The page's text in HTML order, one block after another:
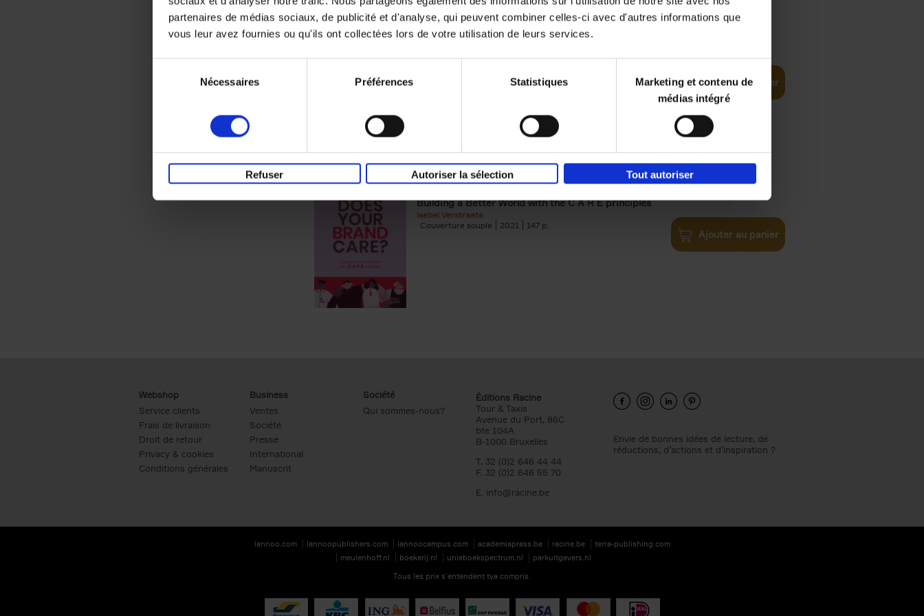
partenaires de médias sociaux, de publicité et d'analyse, qui peuvent combiner celles-ci avec d'autres informations que
vous leur avez fournies ou qu'ils ont collectées lors de votre utilisation de leurs services.
Nécessaires Préférences Statistiques
Marketing et contenu de
médias intégré
Refuser Autoriser la sélection Tout autoriser
Building Bonds = Building Business
Ajouter au panier
Does Your Brand Care?
Building a Better World with the C A R E principles
Isabel Verstraete
Couverture souple
2021 147
€34,99
Ajouter au panier
Webshop
Service clients
Frais de livraison
Droit de retour
Privacy & cookies
Conditions générales
Business
Ventes
Société
Presse
International
Manuscrit
Société
Qui sommes-nous?
Éditions Racine
Tour & Taxis
Avenue du Port, 86C
bte 104A
B-1000 Bruxelles
T. 32 (0)2 646 44 44
F. 32 (0)2 646 55 70
E. info@racine.be
Envie de bonnes idées de lecture, de
réductions, d’actions et d’inspiration ?
lannoo.com lannoopublishers.com lannoocampus.com academiapress.be racine.be
terra-publishing.com
meulenhoff.nl
boekerij.nl unieboekspectrum.nl
parkuitgevers.nl
Tous les prix s’entendent tva compris.